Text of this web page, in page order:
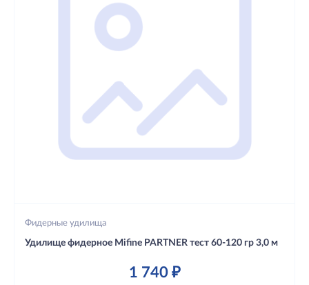
Фидерные удилища
Удилище фидерное Mifine PARTNER тест 60-120 гр 3,0 м
1 740 ₽